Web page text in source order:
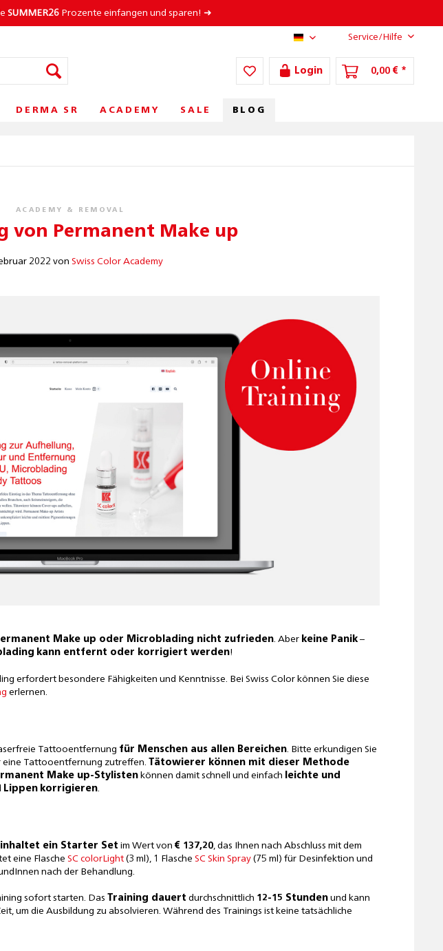
SUMMER26 Prozente einfangen und sparen! ➜
AT/DE Service/Hilfe
Login 0,00 € *
DERMA SR ACADEMY SALE BLOG
ACADEMY & REMOVAL
von Permanent Make up
2022 von Swiss Color Academy
Make up oder Microblading nicht zufrieden. Aber keine Panik–
kann entfernt oder korrigiert werden!
erfordert besondere Fähigkeiten und Kenntnisse. Bei Swiss Color können Sie diese
erlernen.
Tattooentfernung für Menschen aus allen Bereichen. Bitte erkundigen Sie
eine Tattooentfernung zutreffen.
Tätowierer können mit dieser Methode
Make up-Stylisten können damit schnell und einfach
leichte und
Lippen korrigieren.
ein Starter Set im Wert von € 137,20, das Ihnen nach Abschluss mit dem
eine Flasche SC colorLight (3 ml), 1 Flasche SC Skin Spray (75 ml) für Desinfektion und
nach der Behandlung.
sofort starten. Das Training dauert durchschnittlich 12-15 Stunden und kann
um die Ausbildung zu absolvieren. Während des Trainings ist keine tatsächliche